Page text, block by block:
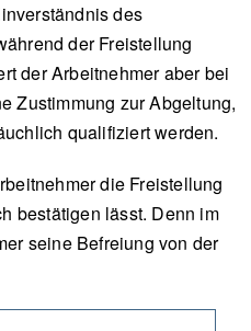
des
der Freistellung
der Arbeitnehmer aber bei
Zustimmung zur Abgeltung,
qualifiziert werden.
die Freistellung
bestätigen lässt. Denn im
seine Befreiung von der